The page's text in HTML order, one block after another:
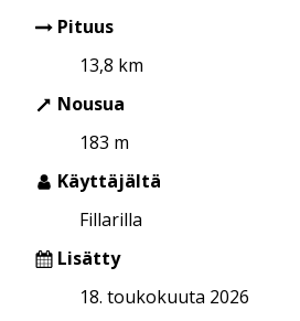
Pituus
13,8 km
Nousua
183 m
Käyttäjältä
Fillarilla
Lisätty
18. toukokuuta 2026